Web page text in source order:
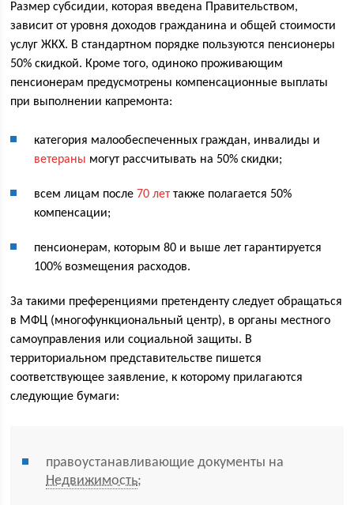
Размер субсидии, которая введена Правительством,
зависит от уровня доходов гражданина и общей стоимости
услуг ЖКХ. В стандартном порядке пользуются пенсионеры
50% скидкой. Кроме того, одиноко проживающим
пенсионерам предусмотрены компенсационные выплаты
при выполнении капремонта:
категория малообеспеченных граждан, инвалиды и
ветераны могут рассчитывать на 50% скидки;
всем лицам после 70 лет также полагается 50%
компенсации;
пенсионерам, которым 80 и выше лет гарантируется
100% возмещения расходов.
За такими преференциями претенденту следует обращаться
в МФЦ (многофункциональный центр), в органы местного
самоуправления или социальной защиты. В
территориальном представительстве пишется
соответствующее заявление, к которому прилагаются
следующие бумаги:
правоустанавливающие документы на
Недвижимость;